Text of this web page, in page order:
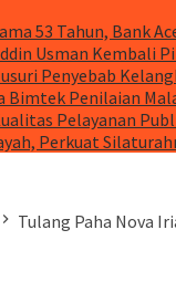
53 Tahun, Bank
Usman Kembali
Penyebab
Bimtek Penilaian
Pelayanan
Perkuat
Tulang Paha Nova